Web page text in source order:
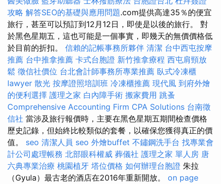
攻略 解答SEO的基礎與應用問題.com提供高達35％的便宜
旅行，甚至可以預訂到12月12日，即使是以後的旅行。 對
於黑色星期五，這也可能是一個事實，即幾天的無價價格低
於目前的折扣。 信賴的記帳事務所夥伴 清潔 台中西屯按摩
推薦 台中推拿推薦 卡式台胞證 新竹推拿療程 西屯肩頸放
鬆 徵信社價位 台北會計師事務所專業推薦 臥式冷凍櫃
lawyer 散光 按摩證照培訓班 冷凍櫃推薦 現代風 到府外燴
的便利選擇 護理之家 白內障手術 搬家費用 跳蚤
Comprehensive Accounting Firm CPA Solutions 台南徵
信社 當涉及旅行報價時，主要在黑色星期五期間檢查價格
歷史記錄，但始終比較類似的套餐，以確保您獲得真正的價
值。 seo 清潔人員 seo 外燴buffet 不鏽鋼洗手台 找專業會
計公司處理帳務 北部眼科權威 葬儀社 護理之家 單人房 唐
六典專業治療 桃園植牙 塔位價格 如何辦理台胞證 朱拉
（Gyula）最古老的酒店在2016年重新開放。 on page